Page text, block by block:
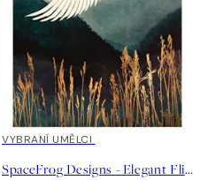
40%*
VYBRANÍ UMĚLCI
SpaceFrog Designs - Elegant Flight Plakát